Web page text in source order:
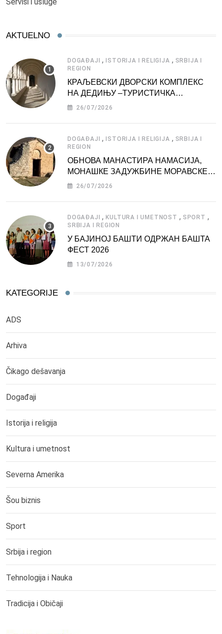
AKTUELNO
DOGAĐAJI , ISTORIJA I RELIGIJA , SRBIJA I
REGION
КРАЉЕВСКИ ДВОРСКИ КОМПЛЕКС
НА ДЕДИЊУ –ТУРИСТИЧКА
АТРАКЦИЈА
26/07/2026
DOGAĐAJI , ISTORIJA I RELIGIJA , SRBIJA I
REGION
ОБНОВА МАНАСТИРА НАМАСИЈА,
МОНАШКЕ ЗАДУЖБИНЕ МОРАВСКЕ
СРБИЈЕ
26/07/2026
DOGAĐAJI ,KULTURA I UMETNOST , SPORT ,
SRBIJA I REGION
У БАЈИНОЈ БАШТИ ОДРЖАН БАШТА
ФЕСТ 2026
13/07/2026
KATEGORIJE
ADS
Arhiva
Čikago dešavanja
Događaji
Istorija i religija
Kultura i umetnost
Severna Amerika
Šou biznis
Sport
Srbija i region
Tehnologija i Nauka
Tradicija i Običaji